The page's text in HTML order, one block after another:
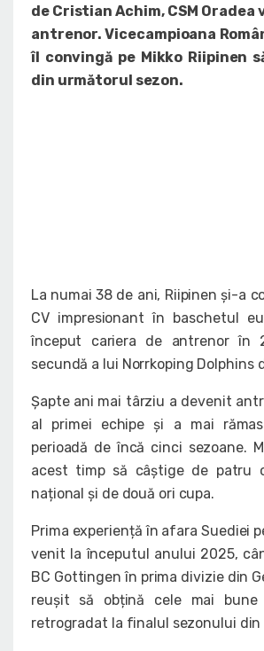
de Cristian Achim, CSM Oradea
antrenor. Vicecampioana
îl convingă pe Mikko Riipinen
din următorul sezon.
La numai 38 de ani, Riipinen și-a
CV impresionant în baschetul
început cariera de antrenor în
secundă a lui Norrkoping Dolphins
Șapte ani mai târziu a devenit
al primei echipe și a mai
perioadă de încă cinci sezoane.
acest timp să câștige de patru
național și de două ori cupa.
Prima experiență în afara Suediei
venit la începutul anului 2025,
BC Gottingen în prima divizie din
reușit să obțină cele mai
retrogradat la finalul sezonului din